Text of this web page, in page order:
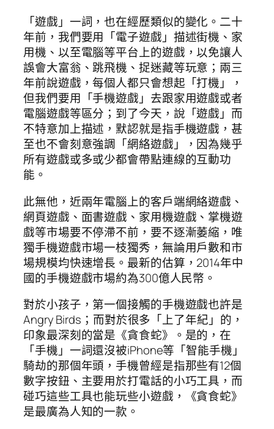
「遊戲」一詞，也在經歷類似的變化。二十
年前，我們要用「電子遊戲」描述街機、家
用機、以至電腦等平台上的遊戲，以免讓人
誤會大富翁、跳飛機、捉迷藏等玩意；兩三
年前說遊戲，每個人都只會想起「打機」，
但我們要用「手機遊戲」去跟家用遊戲或者
電腦遊戲等區分；到了今天，說「遊戲」而
不特意加上描述，默認就是指手機遊戲，甚
至也不會刻意強調「網絡遊戲」，因為幾乎
所有遊戲或多或少都會帶點連線的互動功
能。
此無他，近兩年電腦上的客戶端網絡遊戲、
網頁遊戲、面書遊戲、家用機遊戲、掌機遊
戲等市場要不停滯不前，要不逐漸萎縮，唯
獨手機遊戲市場一枝獨秀，無論用戶數和市
場規模均快速增長。最新的估算，2014年中
國的手機遊戲市場約為300億人民幣。
對於小孩子，第一個接觸的手機遊戲也許是
Angry Birds；而對於很多「上了年紀」的，
印象最深刻的當是《貪食蛇》。是的，在
「手機」一詞還沒被iPhone等「智能手機」
騎劫的那個年頭，手機曾經是指那些有12個
數字按鈕、主要用於打電話的小巧工具，而
碰巧這些工具也能玩些小遊戲，《貪食蛇》
是最廣為人知的一款。